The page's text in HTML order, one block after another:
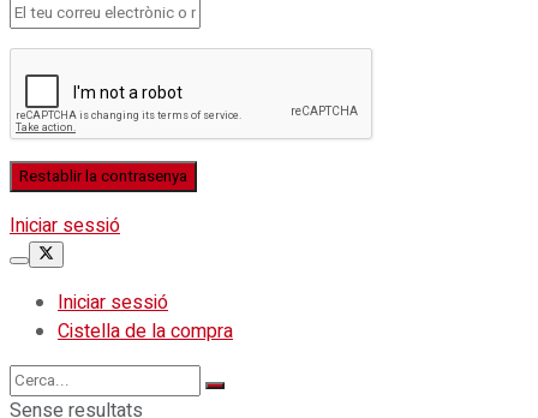
Iniciar sessió
Iniciar sessió
Cistella de la compra
Sense resultats